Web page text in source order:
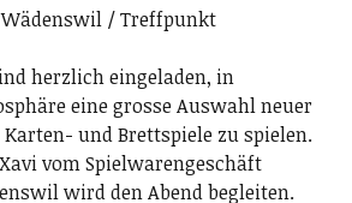
/ Treffpunkt
herzlich eingeladen, in
eine grosse Auswahl neuer
und Brettspiele zu spielen.
vom Spielwarengeschäft
wird den Abend begleiten.